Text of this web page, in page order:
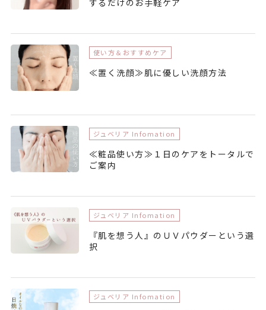
するだけのお手軽ケア
使い方＆おすすめケア
≪置く洗顔≫肌に優しい洗顔方法
ジュベリア Infomation
≪粧品使い方≫１日のケアをトータルで
ご案内
ジュベリア Infomation
『肌を想う人』のＵＶパウダーという選
択
ジュベリア Infomation